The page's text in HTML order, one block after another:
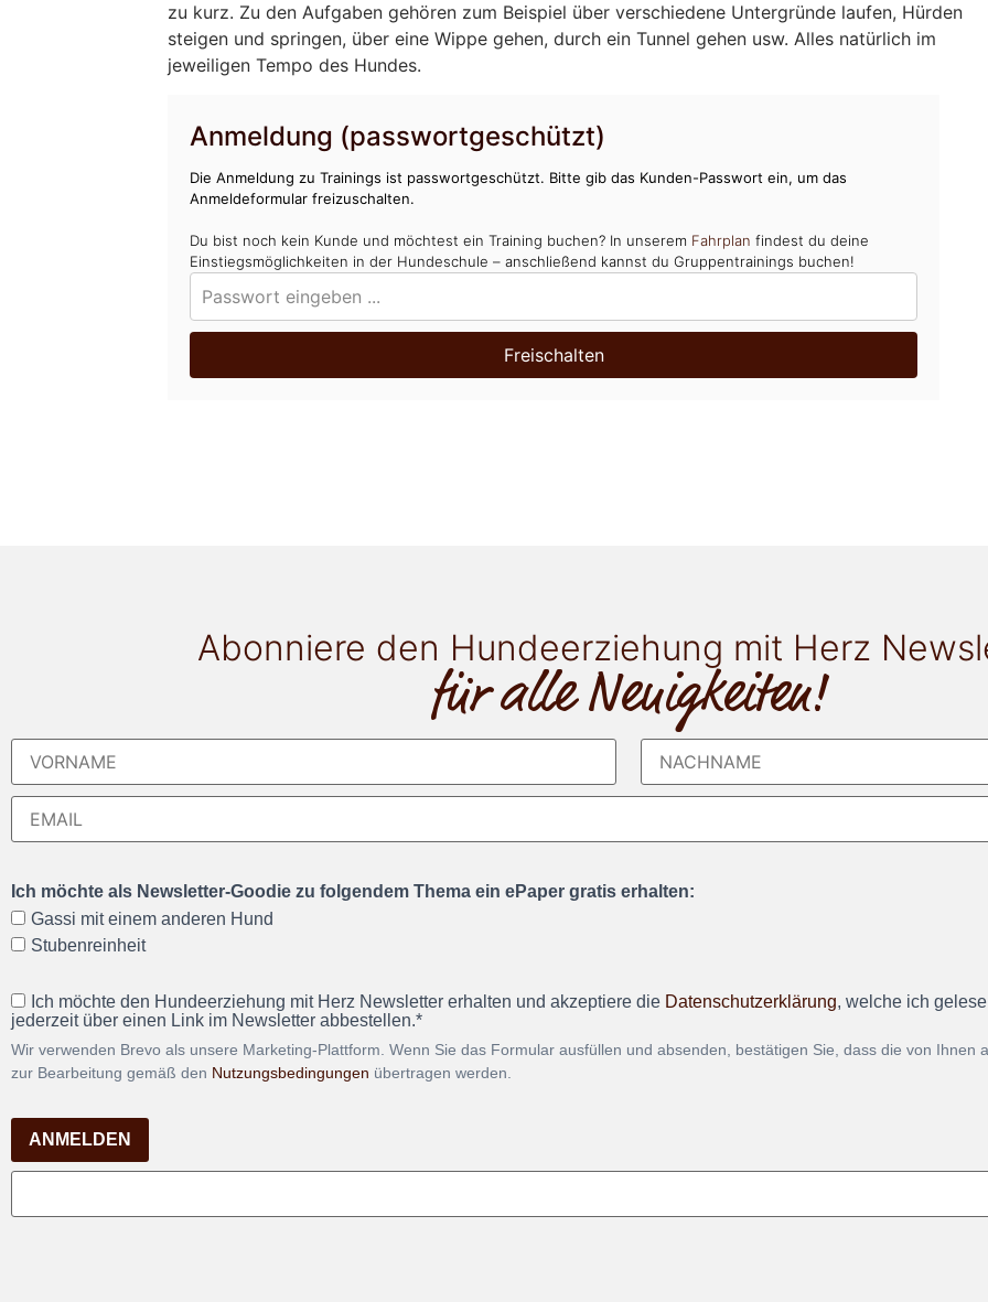
zu kurz. Zu den Aufgaben gehören zum Beispiel über verschiedene Untergründe laufen, Hürden
steigen und springen, über eine Wippe gehen, durch ein Tunnel gehen usw. Alles natürlich im
jeweiligen Tempo des Hundes.
Anmeldung (passwortgeschützt)
Die Anmeldung zu Trainings ist passwortgeschützt. Bitte gib das Kunden-Passwort ein, um das
Anmeldeformular freizuschalten.
Du bist noch kein Kunde und möchtest ein Training buchen? In unserem Fahrplan findest du deine
Einstiegsmöglichkeiten in der Hundeschule – anschließend kannst du Gruppentrainings buchen!
Freischalten
Abonniere den Hundeerziehung mit Herz
für alle Neuigkeiten!
Ich möchte als Newsletter-Goodie zu folgendem Thema ein ePaper gratis erhalten:
Gassi mit einem anderen Hund
Stubenreinheit
Ich möchte den Hundeerziehung mit Herz Newsletter erhalten und akzeptiere die Datenschutzerklärung, welche ich
jederzeit über einen Link im Newsletter abbestellen.*
Wir verwenden Brevo als unsere Marketing-Plattform. Wenn Sie das Formular ausfüllen und absenden, bestätigen Sie, dass die von Ihnen
zur Bearbeitung gemäß den Nutzungsbedingungen übertragen werden.
ANMELDEN